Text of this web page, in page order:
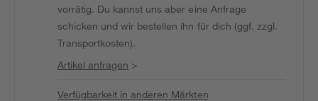
vorrätig. Du kannst uns aber eine Anfrage
schicken und wir bestellen ihn für dich (ggf. zzgl.
Transportkosten).
Artikel anfragen >
Verfügbarkeit in anderen Märkten